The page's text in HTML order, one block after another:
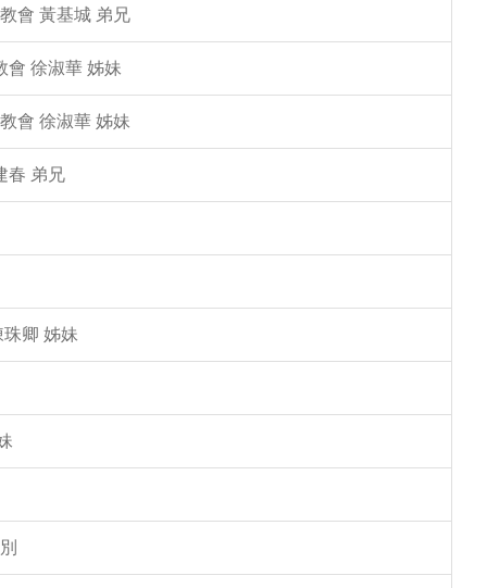
會 黃基城 弟兄
會 徐淑華 姊妹
會 徐淑華 姊妹
春 弟兄
卿 姊妹